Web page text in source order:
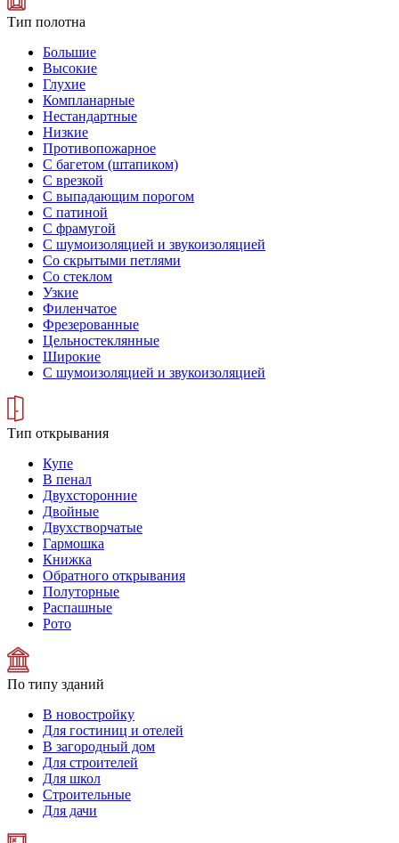
Тип полотна
Большие
Высокие
Глухие
Компланарные
Нестандартные
Низкие
Противопожарное
С багетом (штапиком)
С врезкой
С выпадающим порогом
С патиной
С фрамугой
С шумоизоляцией и звукоизоляцией
Со скрытыми петлями
Со стеклом
Узкие
Филенчатое
Фрезерованные
Цельностеклянные
Широкие
С шумоизоляцией и звукоизоляцией
Тип открывания
Купе
В пенал
Двухсторонние
Двойные
Двухстворчатые
Гармошка
Книжка
Обратного открывания
Полуторные
Распашные
Рото
По типу зданий
В новостройку
Для гостиниц и отелей
В загородный дом
Для строителей
Для школ
Строительные
Для дачи